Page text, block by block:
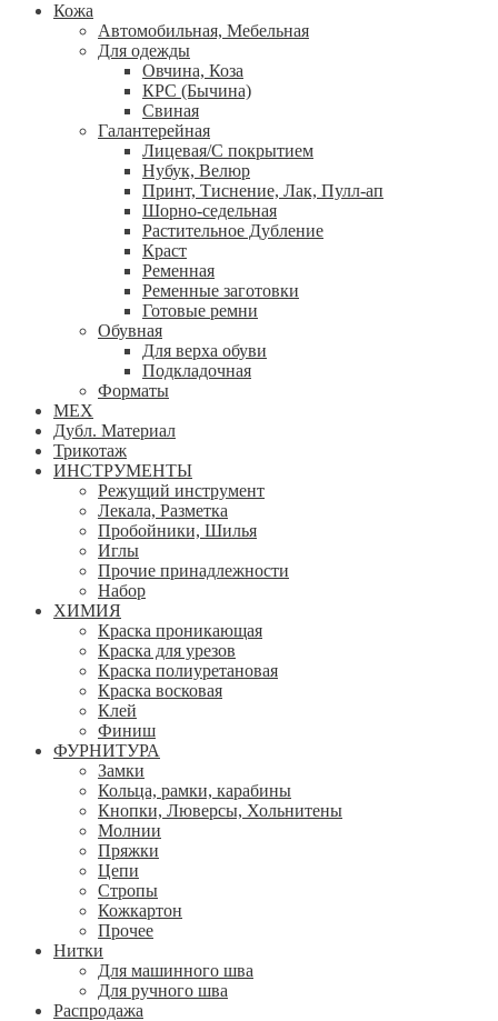
Кожа
Автомобильная, Мебельная
Для одежды
Овчина, Коза
КРС (Бычина)
Свиная
Галантерейная
Лицевая/С покрытием
Нубук, Велюр
Принт, Тиснение, Лак, Пулл-ап
Шорно-седельная
Растительное Дубление
Краст
Ременная
Ременные заготовки
Готовые ремни
Обувная
Для верха обуви
Подкладочная
Форматы
МЕХ
Дубл. Материал
Трикотаж
ИНСТРУМЕНТЫ
Режущий инструмент
Лекала, Разметка
Пробойники, Шилья
Иглы
Прочие принадлежности
Набор
ХИМИЯ
Краска проникающая
Краска для урезов
Краска полиуретановая
Краска восковая
Клей
Финиш
ФУРНИТУРА
Замки
Кольца, рамки, карабины
Кнопки, Люверсы, Хольнитены
Молнии
Пряжки
Цепи
Стропы
Кожкартон
Прочее
Нитки
Для машинного шва
Для ручного шва
Распродажа